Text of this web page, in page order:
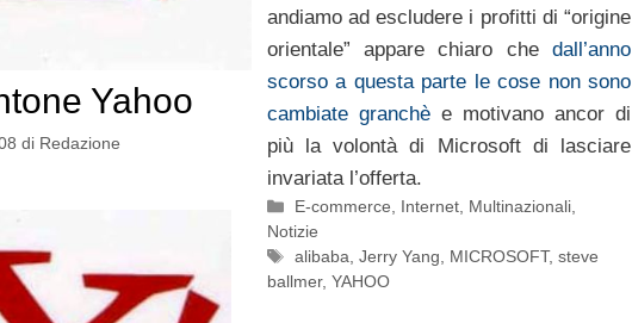
andiamo ad escludere i profitti di “origine
orientale” appare chiaro che dall’anno
scorso a questa parte le cose non sono
cambiate granchèe motivano ancor di
più la volontà di Microsoft di lasciare
invariata l’offerta.
Categorie
E-commerce, Internet, Multinazionali,
Notizie
Tag
alibaba,Jerry Yang, MICROSOFT,steve
ballmer, YAHOO
Yahoo
di Redazione